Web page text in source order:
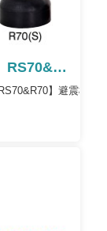
【DS125&D125、DS100&D100、RS70&R70】
】避震橡膠